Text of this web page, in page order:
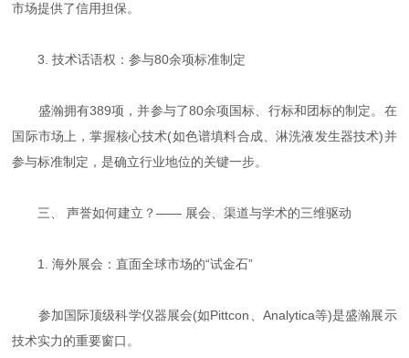
市场提供了信用担保。
3. 技术话语权：参与80余项标准制定
盛瀚拥有389项，并参与了80余项国标、行标和团标的制定。在
国际市场上，掌握核心技术(如色谱填料合成、淋洗液发生器技术)并
参与标准制定，是确立行业地位的关键一步。
三、 声誉如何建立？—— 展会、渠道与学术的三维驱动
1. 海外展会：直面全球市场的“试金石”
参加国际顶级科学仪器展会(如Pittcon、Analytica等)是盛瀚展示
技术实力的重要窗口。